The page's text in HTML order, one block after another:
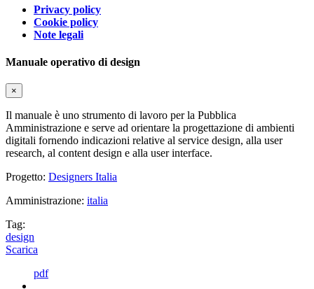
Privacy policy
Cookie policy
Note legali
Manuale operativo di design
×
Il manuale è uno strumento di lavoro per la Pubblica
Amministrazione e serve ad orientare la progettazione di ambienti
digitali fornendo indicazioni relative al service design, alla user
research, al content design e alla user interface.
Progetto: Designers Italia
Amministrazione: italia
Tag:
design
Scarica
pdf